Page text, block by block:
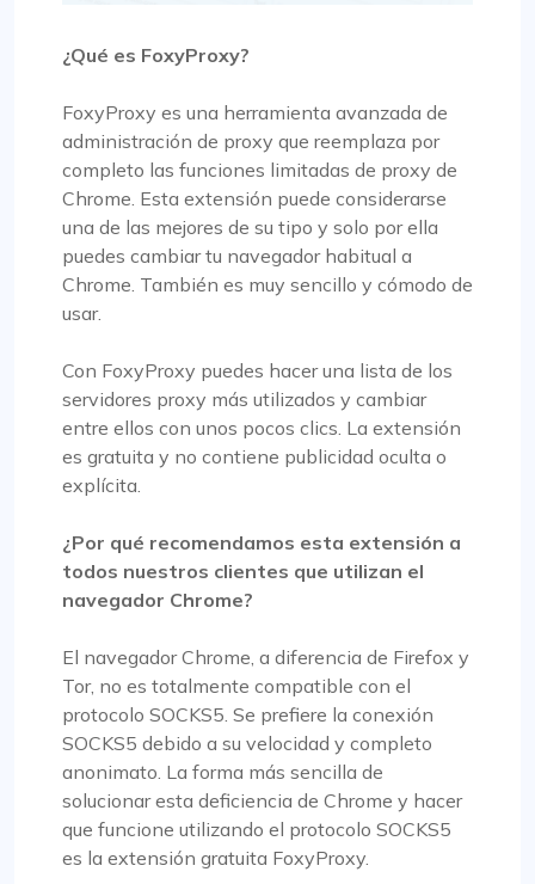
¿Qué es FoxyProxy?
FoxyProxy es una herramienta avanzada de
administración de proxy que reemplaza por
completo las funciones limitadas de proxy de
Chrome. Esta extensión puede considerarse
una de las mejores de su tipo y solo por ella
puedes cambiar tu navegador habitual a
Chrome. También es muy sencillo y cómodo de
usar.
Con FoxyProxy puedes hacer una lista de los
servidores proxy más utilizados y cambiar
entre ellos con unos pocos clics. La extensión
es gratuita y no contiene publicidad oculta o
explícita.
¿Por qué recomendamos esta extensión a
todos nuestros clientes que utilizan el
navegador Chrome?
El navegador Chrome, a diferencia de Firefox y
Tor, no es totalmente compatible con el
protocolo SOCKS5. Se prefiere la conexión
SOCKS5 debido a su velocidad y completo
anonimato. La forma más sencilla de
solucionar esta deficiencia de Chrome y hacer
que funcione utilizando el protocolo SOCKS5
es la extensión gratuita FoxyProxy.